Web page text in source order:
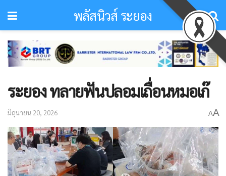
พลัสนิวส์ ระยอง
ระยอง ทลายฟันปลอมเถื่อนหมอเก๊
มิถุนายน 20, 2026 AA